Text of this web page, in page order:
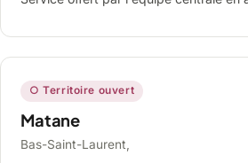
○ Territoire ouvert
Matane
Bas-Saint-Laurent,